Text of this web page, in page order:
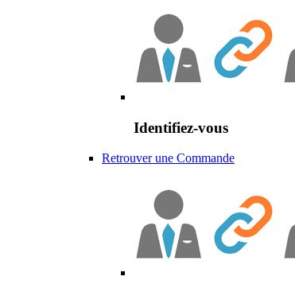
Identifiez-vous
Retrouver une Commande